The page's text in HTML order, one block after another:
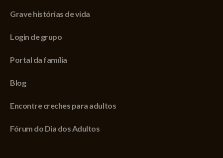
Grave histórias de vida
Login de grupo
Portal da família
Blog
Encontre creches para adultos
Fórum do Dia dos Adultos